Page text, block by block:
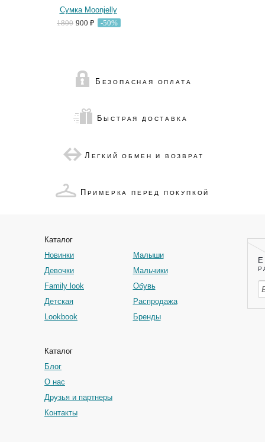
Сумка Moonjelly
1800 900 ₽ -50%
Б ЕЗОПАСНАЯ ОПЛАТА
БЫСТРАЯ ДОСТАВКА
Л ЕГКИЙ ОБМЕН И ВОЗВРАТ
П РИМЕРКА ПЕРЕД ПОКУПКОЙ
Е
Каталог
Новинки
Малыши
Девочки
Мальчики
Family look
Обувь
Детская
Распродажа
Lookbook
Бренды
Каталог
Блог
О нас
Друзья и партнеры
Контакты